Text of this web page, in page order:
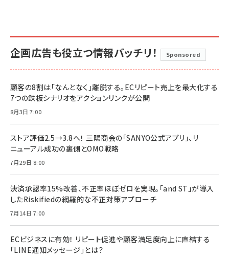
企画広告も役立つ情報バッチリ！ Sponsored
顧客の8割は「なんとなく」離脱する。ECリピート売上を最大化する
7つの鉄板シナリオをアクションリンクが公開
8月3日 7:00
ストア評価2.5→3.8へ！ 三陽商会の「SANYO公式アプリ」、リ
ニューアル成功の裏側とOMO戦略
7月29日 8:00
決済承認率15%改善、不正率ほぼゼロを実現。「and ST」が導入
したRiskifiedの網羅的な不正対策アプローチ
7月14日 7:00
ECビジネスに有効！ リピート促進や顧客満足度向上に直結する
「LINE通知メッセージ」とは？